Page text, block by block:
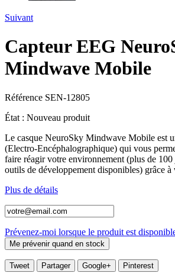
Suivant
Capteur EEG
Mindwave Mobile
Référence SEN-12805
État : Nouveau produit
Le casque NeuroSky Mindwave Mobile est
(Electro-Encéphalographique) qui vous
faire réagir votre environnement (plus de
outils de développement disponibles) grâce à
Plus de détails
Prévenez-moi lorsque le produit est
Tweet Partager Google+ Pinterest